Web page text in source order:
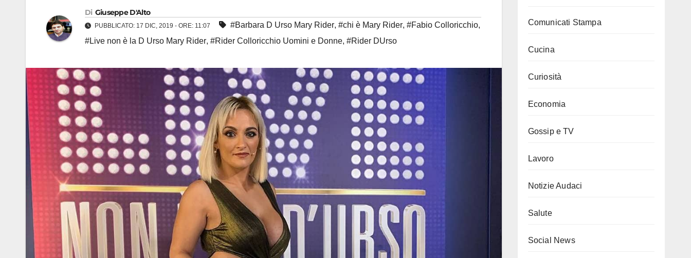
Di Giuseppe D'Alto
PUBBLICATO: 17 DIC, 2019 - ORE: 11:07 #Barbara D Urso Mary Rider, #chi è Mary Rider, #Fabio Colloricchio,
#Live non è la D Urso Mary Rider, #Rider Colloricchio Uomini e Donne, #Rider DUrso
Comunicati Stampa
Cucina
Curiosità
Economia
Gossip e TV
Lavoro
Notizie Audaci
Salute
Social News